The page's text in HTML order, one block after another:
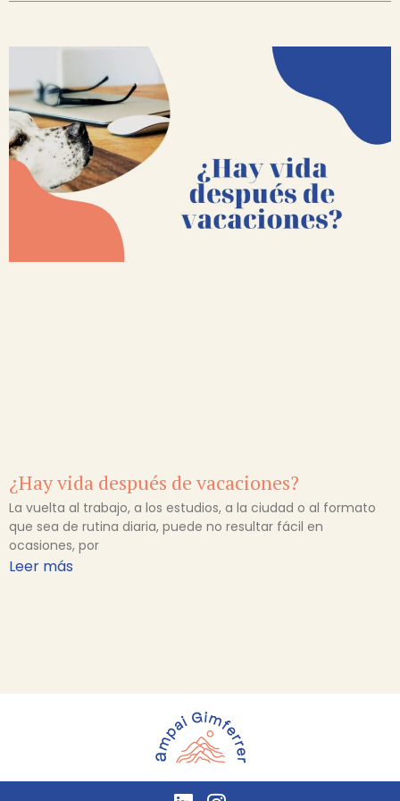
¿Hay vida después de vacaciones?
La vuelta al trabajo, a los estudios, a la ciudad o al formato
que sea de rutina diaria, puede no resultar fácil en
ocasiones, por
Leer más